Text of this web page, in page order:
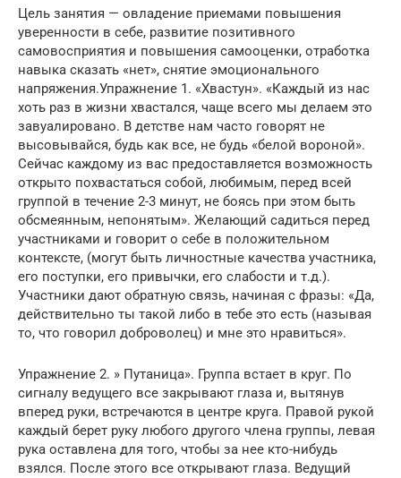
Цель занятия — овладение приемами повышения
уверенности в себе, развитие позитивного
самовосприятия и повышения самооценки, отработка
навыка сказать «нет», снятие эмоционального
напряжения.Упражнение 1. «Хвастун». «Каждый из нас
хоть раз в жизни хвастался, чаще всего мы делаем это
завуалировано. В детстве нам часто говорят не
высовывайся, будь как все, не будь «белой вороной».
Сейчас каждому из вас предоставляется возможность
открыто похвастаться собой, любимым, перед всей
группой в течение 2-3 минут, не боясь при этом быть
обсмеянным, непонятым». Желающий садиться перед
участниками и говорит о себе в положительном
контексте, (могут быть личностные качества участника,
его поступки, его привычки, его слабости и т.д.).
Участники дают обратную связь, начиная с фразы: «Да,
действительно ты такой либо в тебе это есть (называя
то, что говорил доброволец) и мне это нравиться».
Упражнение 2. » Путаница». Группа встает в круг. По
сигналу ведущего все закрывают глаза и, вытянув
вперед руки, встречаются в центре круга. Правой рукой
каждый берет руку любого другого члена группы, левая
рука оставлена для того, чтобы за нее кто-нибудь
взялся. После этого все открывают глаза. Ведущий